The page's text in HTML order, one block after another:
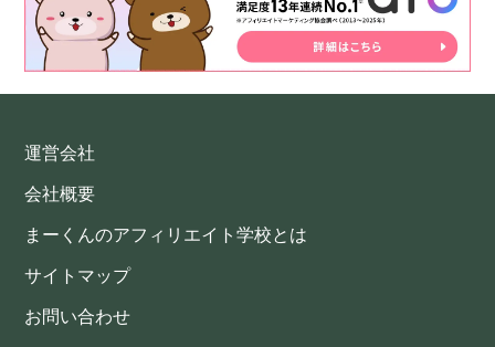
運営会社
会社概要
まーくんのアフィリエイト学校とは
サイトマップ
お問い合わせ